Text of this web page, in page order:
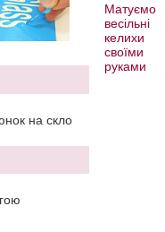
Матуємо
весільні
келихи
своїми
руками
на скло